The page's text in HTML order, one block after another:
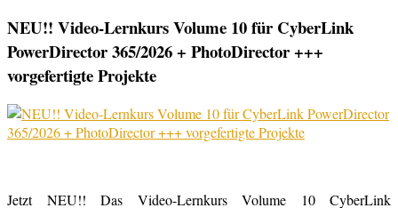
NEU!! Video-Lernkurs Volume 10 für CyberLink
PowerDirector 365/2026 + PhotoDirector +++
vorgefertigte Projekte
Jetzt NEU!! Das Video-Lernkurs Volume 10 CyberLink